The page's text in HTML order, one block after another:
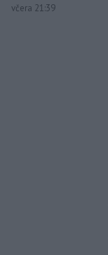
včera 21:39